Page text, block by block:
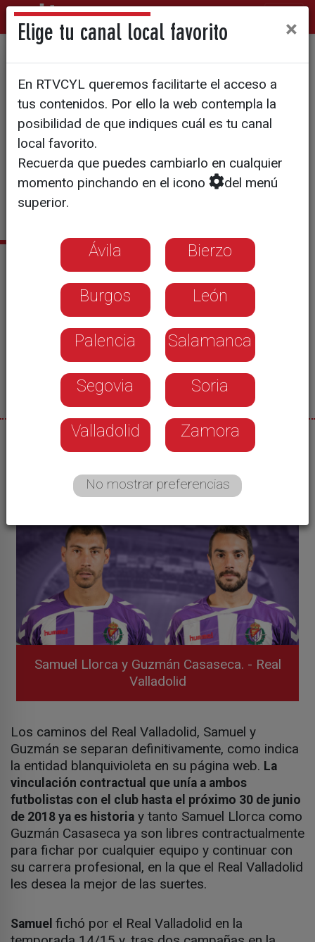
Samuel y Guzmán se
desvinculan del Real
Valladolid
A ambos futbolistas les restaba un año
de contrato
Noticias relacionadas
Antoñito completa el lateral derecho del
Pucela
Óscar Plano ya posa en Valladolid
Nacho Martínez fortalece el lateral zurdo del
04/07/2017
Samuel Llorca y Guzmán Casaseca. - Real
Valladolid
Los caminos del Real Valladolid, Samuel y
Guzmán se separan definitivamente, como indica
la entidad blanquivioleta en su página web. La
vinculación contractual que unía a ambos
futbolistas con el club hasta el próximo 30 de junio
de 2018 ya es historia y tanto Samuel Llorca como
Guzmán Casaseca ya son libres contractualmente
para fichar por cualquier equipo y continuar con
su carrera profesional, en la que el Real Valladolid
les desea la mejor de las suertes.
Samuel fichó por el Real Valladolid en la
Elige tu canal local favorito ×
En RTVCYL queremos facilitarte el acceso a
tus contenidos. Por ello la web contempla la
posibilidad de que indiques cuál es tu canal
local favorito.
Recuerda que puedes cambiarlo en cualquier
momento pinchando en el icono
del menú
superior.
Ávila Bierzo
Burgos León
Palencia Salamanca
Segovia Soria
Valladolid Zamora
No mostrar preferencias